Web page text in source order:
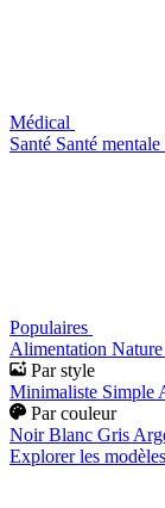
Médical
Santé Santé mentale
Populaires
Alimentation Nature
Par style
Minimaliste Simple
Par couleur
Noir Blanc Gris
Explorer les